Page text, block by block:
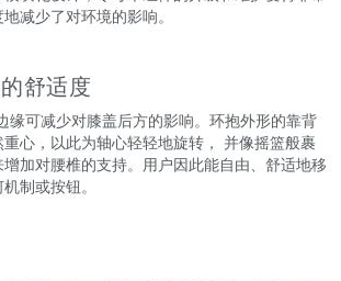
减少了对环境的影响。
舒适度
缘可减少对膝盖后方的影响。环抱外形的靠背
心，以此为轴心轻轻地旋转， 并像摇篮般裹
加对腰椎的支持。用户因此能自由、舒适地移
制或按钮。